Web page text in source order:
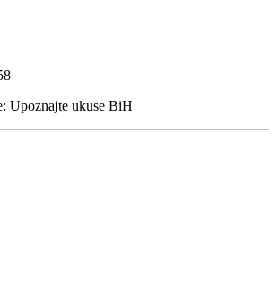
Upoznajte ukuse BiH